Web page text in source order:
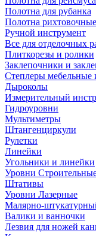
Полотна для рубанка
Полотна рихтовочные
Ручной инструмент
Все для отделочных
Плиткорезы и ролики
Заклепочники и
Степлеры мебельные
Дыроколы
Измерительный
Гидроуровни
Мультиметры
Штангенциркули
Рулетки
Линейки
Угольники и линейки
Уровни
Штативы
Уровни Лазерные
Малярно-
Валики и ванночки
Лезвия для ножей